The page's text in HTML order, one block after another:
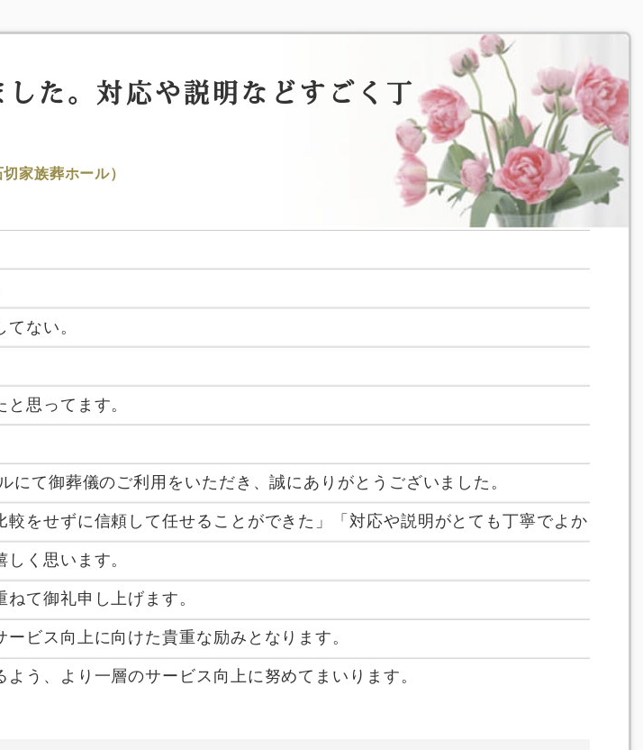
た。対応や説明などすごく丁
家族葬ホール）
ない。
思ってます。
にて御葬儀のご利用をいただき、誠にありがとうございました。
較をせずに信頼して任せることができた」「対応や説明がとても丁寧でよか
く思います。
ねて御礼申し上げます。
ビス向上に向けた貴重な励みとなります。
う、より一層のサービス向上に努めてまいります。